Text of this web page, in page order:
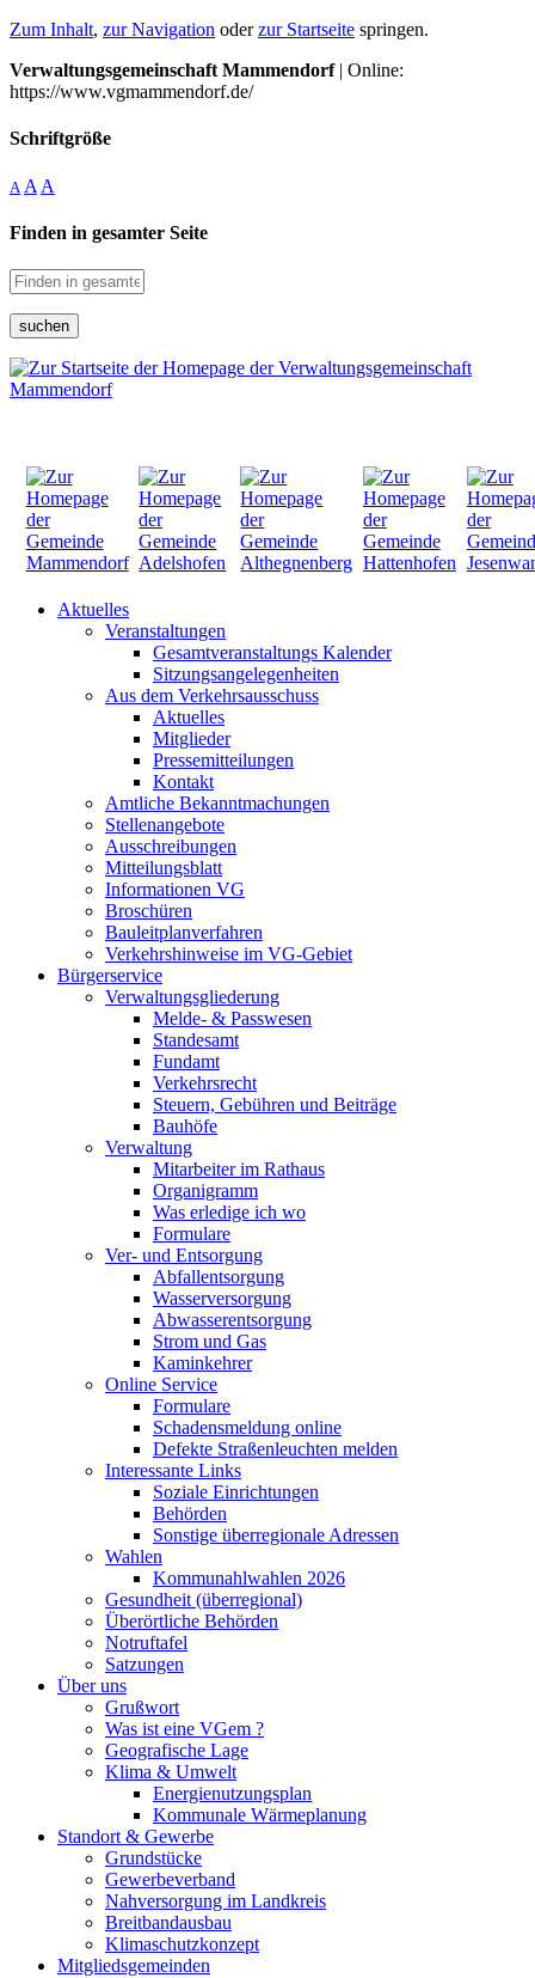
Zum Inhalt, zur Navigation oderzur Startseite springen.
Verwaltungsgemeinschaft Mammendorf| Online:
https://www.vgmammendorf.de/
Schriftgröße
A A A
Finden in gesamter Seite
suchen
Aktuelles
Veranstaltungen
Gesamtveranstaltungs Kalender
Sitzungsangelegenheiten
Aus dem Verkehrsausschuss
Aktuelles
Mitglieder
Pressemitteilungen
Kontakt
Amtliche Bekanntmachungen
Stellenangebote
Ausschreibungen
Mitteilungsblatt
Informationen VG
Broschüren
Bauleitplanverfahren
Verkehrshinweise im VG-Gebiet
Bürgerservice
Verwaltungsgliederung
Melde- & Passwesen
Standesamt
Fundamt
Verkehrsrecht
Steuern, Gebühren und Beiträge
Bauhöfe
Verwaltung
Mitarbeiter im Rathaus
Organigramm
Was erledige ich wo
Formulare
Ver- und Entsorgung
Abfallentsorgung
Wasserversorgung
Abwasserentsorgung
Strom und Gas
Kaminkehrer
Online Service
Formulare
Schadensmeldung online
Defekte Straßenleuchten melden
Interessante Links
Soziale Einrichtungen
Behörden
Sonstige überregionale Adressen
Wahlen
Kommunahlwahlen 2026
Gesundheit (überregional)
Überörtliche Behörden
Notruftafel
Satzungen
Über uns
Grußwort
Was ist eine VGem ?
Geografische Lage
Klima & Umwelt
Energienutzungsplan
Kommunale Wärmeplanung
Standort & Gewerbe
Grundstücke
Gewerbeverband
Nahversorgung im Landkreis
Breitbandausbau
Klimaschutzkonzept
Mitgliedsgemeinden